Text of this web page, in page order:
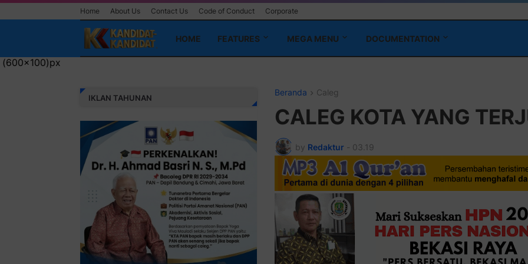
Home About Us Contact Us Code of Conduct Corporate
HOME FEATURES MEGA MENU DOCUMENTATION
Beranda Caleg
CALEG KOTA YANG
by Redaktur - 03.19
IKLAN TAHUNAN